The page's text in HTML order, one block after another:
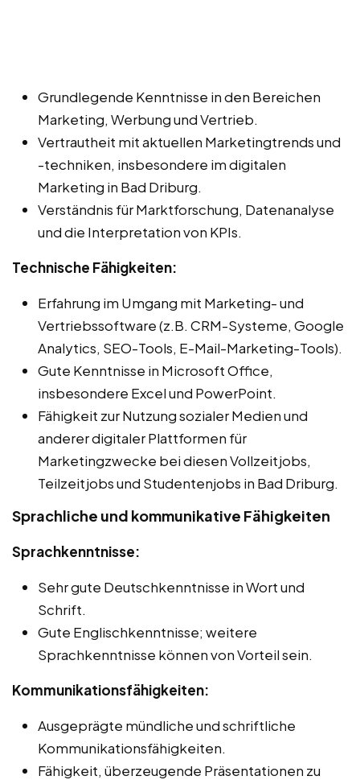
Grundlegende Kenntnisse in den Bereichen
Marketing, Werbung und Vertrieb.
Vertrautheit mit aktuellen Marketingtrends und
-techniken, insbesondere im digitalen
Marketing in Bad Driburg.
Verständnis für Marktforschung, Datenanalyse
und die Interpretation von KPIs.
Technische Fähigkeiten:
Erfahrung im Umgang mit Marketing- und
Vertriebssoftware (z.B. CRM-Systeme, Google
Analytics, SEO-Tools, E-Mail-Marketing-Tools).
Gute Kenntnisse in Microsoft Office,
insbesondere Excel und PowerPoint.
Fähigkeit zur Nutzung sozialer Medien und
anderer digitaler Plattformen für
Marketingzwecke bei diesen Vollzeitjobs,
Teilzeitjobs und Studentenjobs in Bad Driburg.
Sprachliche und kommunikative Fähigkeiten
Sprachkenntnisse:
Sehr gute Deutschkenntnisse in Wort und
Schrift.
Gute Englischkenntnisse; weitere
Sprachkenntnisse können von Vorteil sein.
Kommunikationsfähigkeiten:
Ausgeprägte mündliche und schriftliche
Kommunikationsfähigkeiten.
Fähigkeit, überzeugende Präsentationen zu